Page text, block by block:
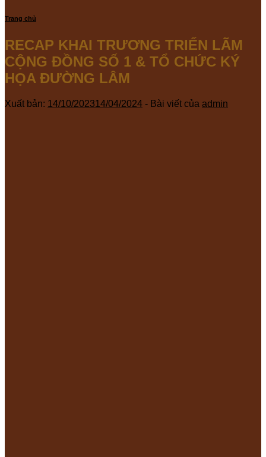
Trang chủ
RECAP KHAI TRƯƠNG TRIỂN LÃM
CỘNG ĐỒNG SỐ 1 & TỔ CHỨC KÝ
HỌA ĐƯỜNG LÂM
Xuất bản: 14/10/202314/04/2024 - Bài viết của admin